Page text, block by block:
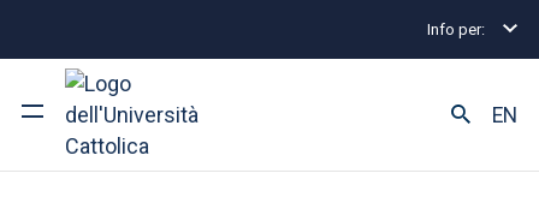
Info per:
EN
Cluster, consorzi e reti
Terza missione